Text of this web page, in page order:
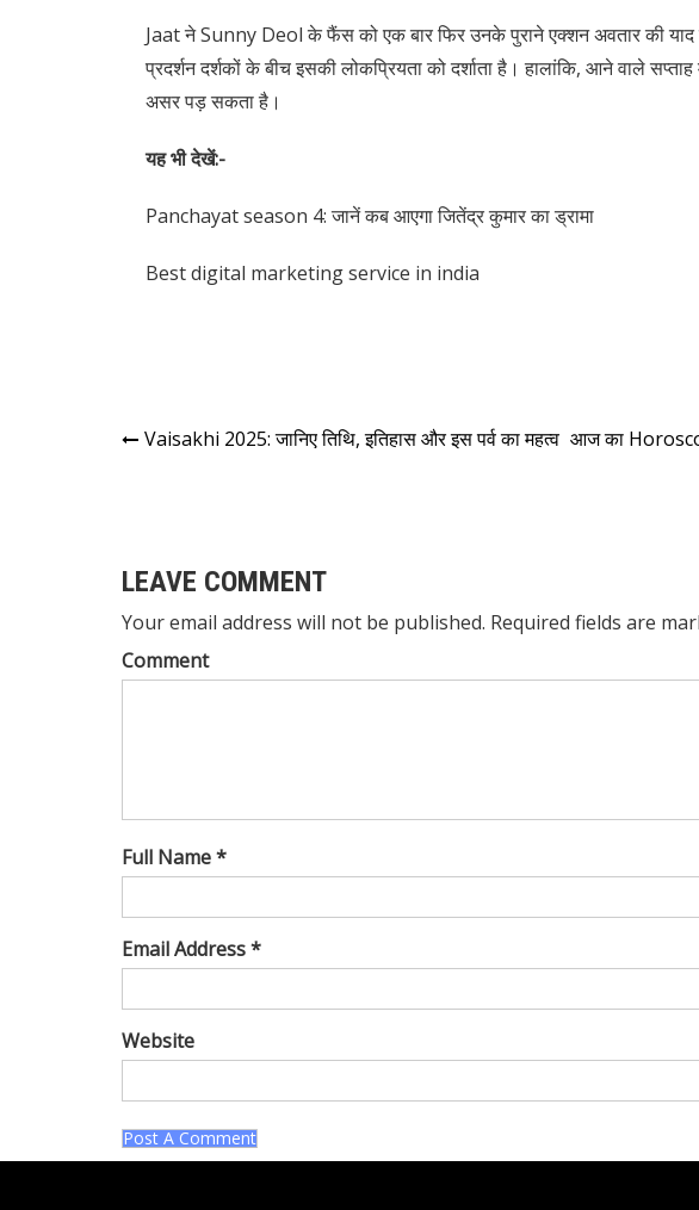
Jaat ने Sunny Deol के फैंस को एक बार फिर उनके पुराने एक्शन अवतार की याद
प्रदर्शन दर्शकों के बीच इसकी लोकप्रियता को दर्शाता है। हालांकि, आने वाले
असर पड़ सकता है।
यह भी देखें:-
Panchayat season 4: जानें कब आएगा जितेंद्र कुमार का ड्रामा
​Best digital marketing service in india
Vaisakhi 2025: जानिए तिथि, इतिहास और इस पर्व का महत्व आज का
LEAVE COMMENT
Your email address will not be published. Required fields are
Comment
Full Name *
Email Address *
Website